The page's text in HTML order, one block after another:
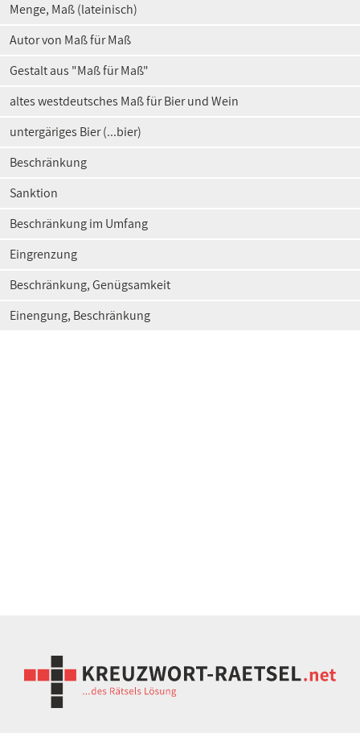
Menge, Maß (lateinisch)
Autor von Maß für Maß
Gestalt aus "Maß für Maß"
altes westdeutsches Maß für Bier und Wein
untergäriges Bier (...bier)
Beschränkung
Sanktion
Beschränkung im Umfang
Eingrenzung
Beschränkung, Genügsamkeit
Einengung, Beschränkung